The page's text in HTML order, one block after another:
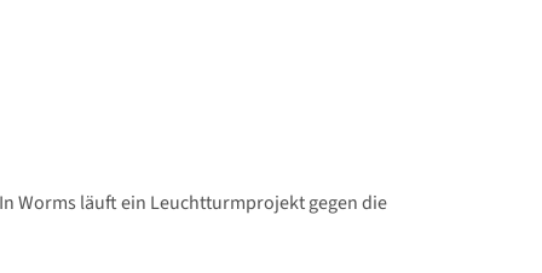
Worms läuft ein Leuchtturmprojekt gegen die